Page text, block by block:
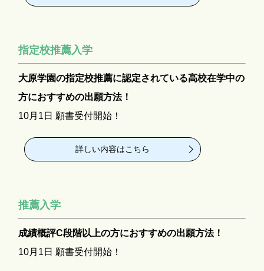
指定校推薦入学
大原学園の指定校推薦に認定されている高校在学中の
方におすすめの出願方法！
10月1日 願書受付開始！
詳しい内容はこちら
推薦入学
成績概評C段階以上の方におすすめの出願方法！
10月1日 願書受付開始！